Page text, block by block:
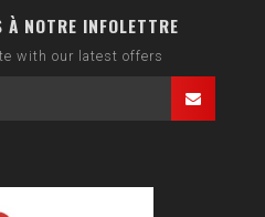
NOTRE INFOLETTRE
with our latest offers